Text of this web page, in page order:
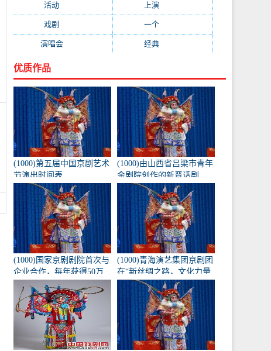
活动 上演
戏剧 一个(1068)
演唱会(1053) 经典(1009)
优质作品
(1000)第五届中国京剧艺术
节演出时间表
(1000)由山西省吕梁市青年
金剧院创作的新晋话剧
《兴化九翁》将于10月16
日在北京长安大剧院上
(1000)国家京剧剧院首次与
企业合作，每年获得50万
元的创作经费。
(1000)青海演艺集团京剧团
在“新丝绸之路，文化力量
——第二届黄河流域歌剧
红梅大赛”中获得1金3银